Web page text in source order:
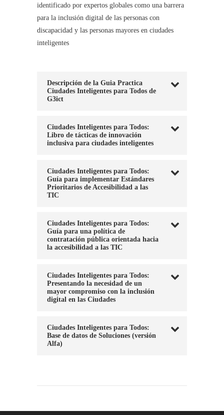
identificado por expertos globales como una barrera
para la inclusión digital de las personas con
discapacidad y las personas mayores en ciudades
inteligentes
Descripción de la Guia Practica
Ciudades Inteligentes para Todos de
G3ict
Ciudades Inteligentes para Todos:
Libro de tácticas de innovación
inclusiva para ciudades inteligentes
Ciudades Inteligentes para Todos:
Guía para implementar Estándares
Prioritarios de Accesibilidad a las
TIC
Ciudades Inteligentes para Todos:
Guía para una política de
contratación pública orientada hacia
la accesibilidad a las TIC
Ciudades Inteligentes para Todos:
Presentando la necesidad de un
mayor compromiso con la inclusión
digital en las Ciudades
Ciudades Inteligentes para Todos:
Base de datos de Soluciones (versión
Alfa)